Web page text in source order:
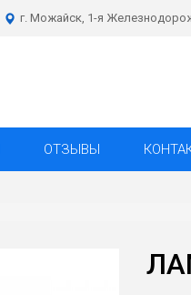
г. Можайск, 1-я
ОТЗЫВЫ